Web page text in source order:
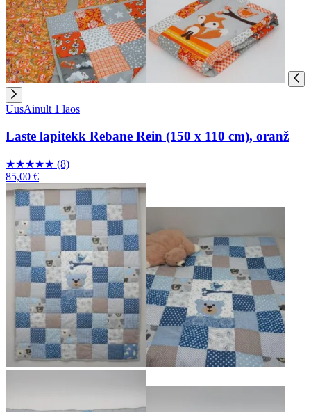
UusAinult 1 laos
Laste lapitekk Rebane Rein (150 x 110 cm), oranž
★★★★★ (8)
85,00 €